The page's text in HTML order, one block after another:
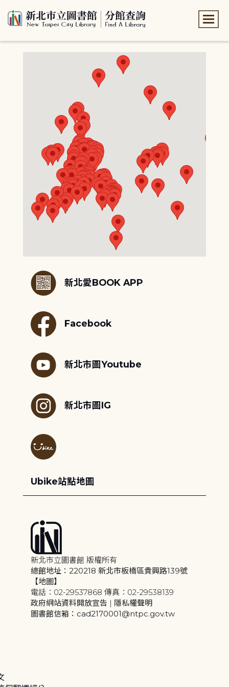
新北愛BOOK APP
Facebook
新北市圖Youtube
新北市圖IG
Ubike站點地圖
新北市立圖書館 版權所有
總館地址：220218 新北市板橋區貴興路139號
【地圖】
電話：02-29537868 傳真：02-29538139
政府網站資料開放宣告 | 隱私權聲明
圖書館信箱：cad2170001@ntpc.gov.tw